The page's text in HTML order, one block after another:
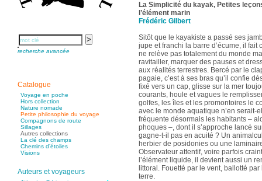
recherche avancée
Catalogue
Voyage en poche
Hors collection
Nature nomade
Petite philosophie du voyage
Compagnons de route
Sillages
Autres collections
La clé des champs
Chemins d’étoiles
Visions
Auteurs et voyageurs
La Simplicité du kayak, Petites
l’élément marin
Frédéric Gilbert
Sitôt que le kayakiste a passé ses
jupe et franchi la barre d’écume, il fait
ne relève pas totalement du monde
ravitailler, marquer des pauses et
aux réalités terrestres. Bercé par le
pagaie, c’est à ses bras qu’il confie
fixé vers un cap, glisse sur la mer
courants, houle et vagues le
golfes, les îles et les promontoires le
avec le monde aquatique n’en serait-
fréquente désormais les habitants –
phoques –, dont il s’approche lancé
gagne-t-il pas en acuité ? Un
herbier de posidonies ou une
Observateur attentif, voire parfois
l’élément liquide, il devient aussi un
littoral. Fouetté par le vent, ballotté
terre.